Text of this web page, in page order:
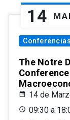
14
Conferencias
The Notre
14 de
09:30 a